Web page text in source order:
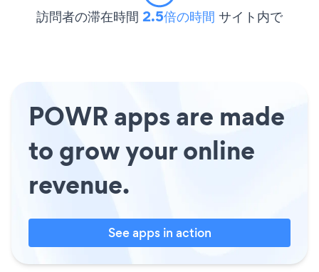
訪問者の滞在時間 2.5倍の時間 サイト内で
POWR apps are made
to grow your online
revenue.
See apps in action